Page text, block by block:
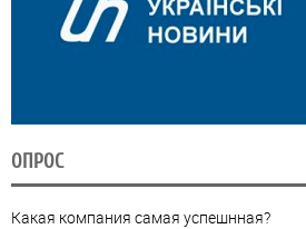
ОПРОС
Какая компания самая успешнная?